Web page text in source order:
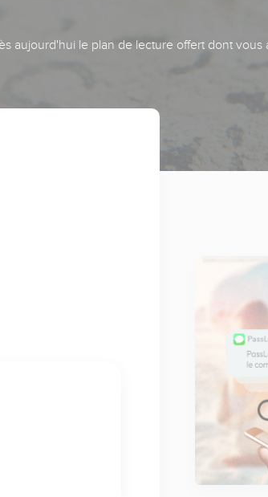
aujourd'hui le plan de lecture offert dont vous